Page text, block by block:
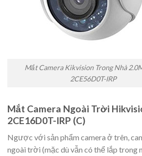
Mắt Camera Kikvision Trong Nhà
2CE56D0T-IRP
Mắt Camera Ngoài Trời
2CE16D0T-IRP (C)
Ngược với sản phẩm camera ở trên,
ngoài trời (mặc dù vẫn có thể lắp trong